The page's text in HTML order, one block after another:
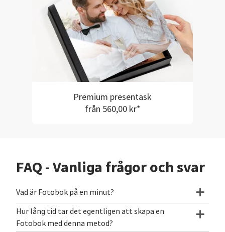
Premium presentask
från 560,00 kr*
FAQ - Vanliga frågor och svar
Vad är Fotobok på en minut?
Hur lång tid tar det egentligen att skapa en
Fotobok med denna metod?